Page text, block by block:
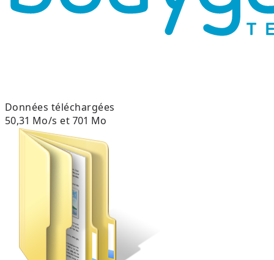
Données téléchargées
50,31 Mo/s et 701 Mo